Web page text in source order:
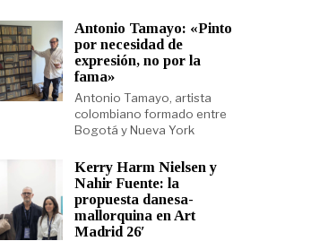
Antonio Tamayo: «Pinto
por necesidad de
expresión, no por la
fama»
Antonio Tamayo, artista
colombiano formado entre
Bogotá y Nueva York
Kerry Harm Nielsen y
Nahir Fuente: la
propuesta danesa-
mallorquina en Art
Madrid 26′